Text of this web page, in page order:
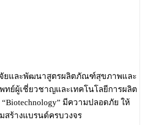
จัยและพัฒนาสูตรผลิตภัณฑ์สุขภาพและ
ทย์ผู้เชี่ยวชาญและเทคโนโลยีการผลิต
มีความปลอดภัย ให้
สร้างแบรนด์ครบวงจร